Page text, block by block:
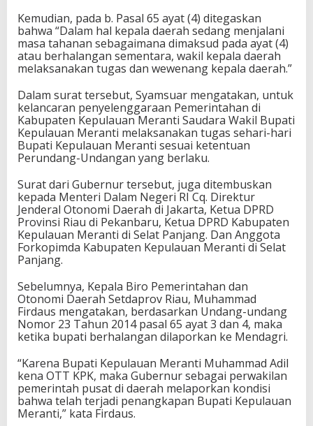
Kemudian, pada b. Pasal 65 ayat (4) ditegaskan
bahwa “Dalam hal kepala daerah sedang menjalani
masa tahanan sebagaimana dimaksud pada ayat (4)
atau berhalangan sementara, wakil kepala daerah
melaksanakan tugas dan wewenang kepala daerah.”
Dalam surat tersebut, Syamsuar mengatakan, untuk
kelancaran penyelenggaraan Pemerintahan di
Kabupaten Kepulauan Meranti Saudara Wakil Bupati
Kepulauan Meranti melaksanakan tugas sehari-hari
Bupati Kepulauan Meranti sesuai ketentuan
Perundang-Undangan yang berlaku.
Surat dari Gubernur tersebut, juga ditembuskan
kepada Menteri Dalam Negeri RI Cq. Direktur
Jenderal Otonomi Daerah di Jakarta, Ketua DPRD
Provinsi Riau di Pekanbaru, Ketua DPRD Kabupaten
Kepulauan Meranti di Selat Panjang. Dan Anggota
Forkopimda Kabupaten Kepulauan Meranti di Selat
Panjang.
Sebelumnya, Kepala Biro Pemerintahan dan
Otonomi Daerah Setdaprov Riau, Muhammad
Firdaus mengatakan, berdasarkan Undang-undang
Nomor 23 Tahun 2014 pasal 65 ayat 3 dan 4, maka
ketika bupati berhalangan dilaporkan ke Mendagri.
“Karena Bupati Kepulauan Meranti Muhammad Adil
kena OTT KPK, maka Gubernur sebagai perwakilan
pemerintah pusat di daerah melaporkan kondisi
bahwa telah terjadi penangkapan Bupati Kepulauan
Meranti,” kata Firdaus.